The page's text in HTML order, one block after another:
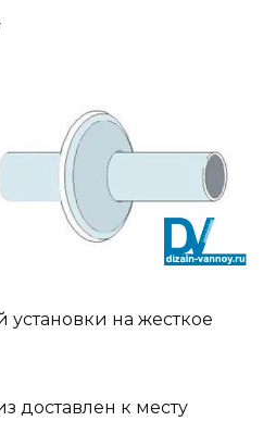
на жесткое
доставлен к месту